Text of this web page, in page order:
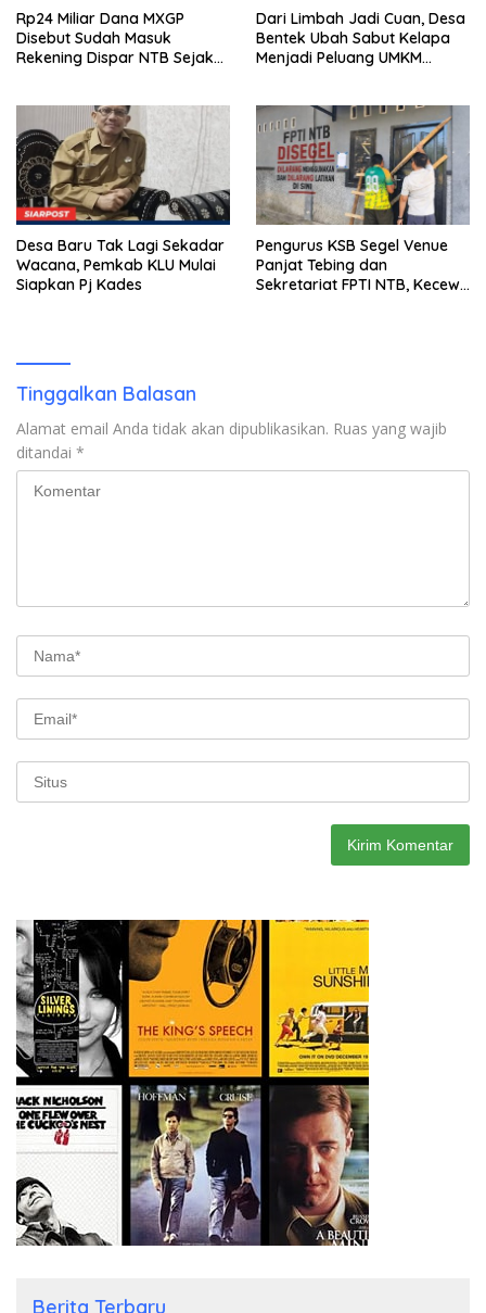
Rp24 Miliar Dana MXGP
Disebut Sudah Masuk
Rekening Dispar NTB Sejak
Dari Limbah Jadi Cuan, Desa
Bentek Ubah Sabut Kelapa
Menjadi Peluang UMKM
Desa Baru Tak Lagi Sekadar
Wacana, Pemkab KLU Mulai
Siapkan Pj Kades
Pengurus KSB Segel Venue
Panjat Tebing dan
Sekretariat FPTI NTB, Kecewa
Tinggalkan Balasan
Alamat email Anda tidak akan dipublikasikan. Ruas yang wajib
ditandai *
Berita Terbaru